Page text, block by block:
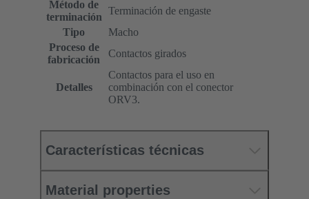
Método de
terminación
Terminación de engaste
Tipo
Macho
Proceso de
fabricación
Contactos girados
Detalles
Contactos para el uso en
combinación con el conector
ORV3.
Características técnicas
Material properties